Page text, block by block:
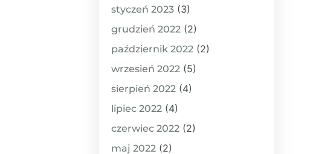
styczeń 2023 (3)
grudzień 2022 (2)
październik 2022 (2)
wrzesień 2022 (5)
sierpień 2022 (4)
lipiec 2022 (4)
czerwiec 2022 (2)
maj 2022 (2)